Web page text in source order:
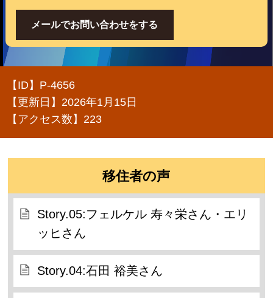
メールでお問い合わせをする
【ID】 P-4656
【更新日】2026年1月15日
【アクセス数】223
移住者の声
Story.05:フェルケル 寿々栄さん・エリ
ッヒさん
Story.04:石田 裕美さん